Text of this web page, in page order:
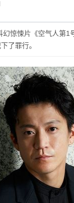
惊悚片《空气人第
了罪行。